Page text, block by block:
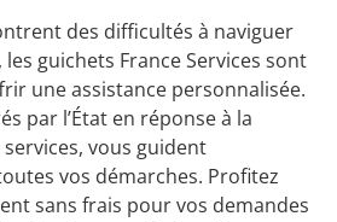
des difficultés à naviguer
les guichets France Services sont
une assistance personnalisée.
par l’État en réponse à la
vous guident
vos démarches. Profitez
sans frais pour vos demandes